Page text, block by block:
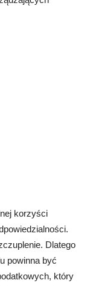
korzyści
Dlatego
powinna być
który